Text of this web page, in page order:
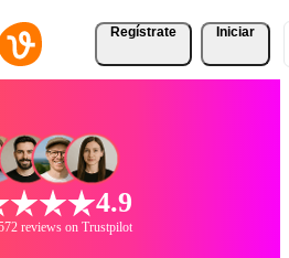
Regístrate Iniciar
4.9
reviews on Trustpilot